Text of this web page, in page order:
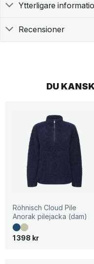
Ytterligare
Recensioner
DU
Röhnisch Cloud Pile
Anorak pilejacka (dam)
1 398 kr